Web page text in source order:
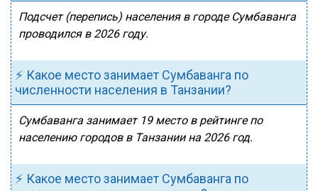
Подсчет (перепись) населения в городе Сумбаванга
проводился в 2026 году.
⚡ Какое место занимает Сумбаванга по
численности населения в Танзании?
Сумбаванга занимает 19 место в рейтинге по
населению городов в Танзании на 2026 год.
⚡ Какое место занимает Сумбаванга по